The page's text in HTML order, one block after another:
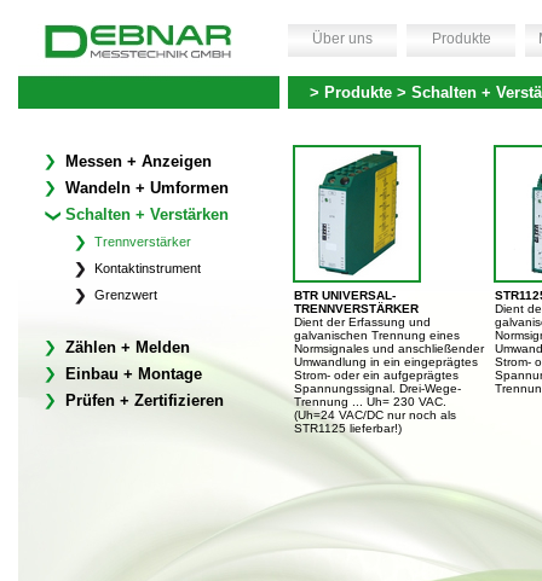
> Produkte > Schalten +
Über uns Produkte
Messen + Anzeigen
Wandeln + Umformen
Schalten + Verstärken
Trennverstärker
Kontaktinstrument
Grenzwert
Zählen + Melden
Einbau + Montage
Prüfen + Zertifizieren
BTR UNIVERSAL-
TRENNVERSTÄRKER
Dient der Erfassung und
galvanischen Trennung eines
Normsignales und anschließender
Umwandlung in ein eingeprägtes
Strom- oder ein aufgeprägtes
Spannungssignal. Drei-Wege-
Trennung ... Uh= 230 VAC.
(Uh=24 VAC/DC nur noch als
STR1125 lieferbar!)
Dient
Strom-